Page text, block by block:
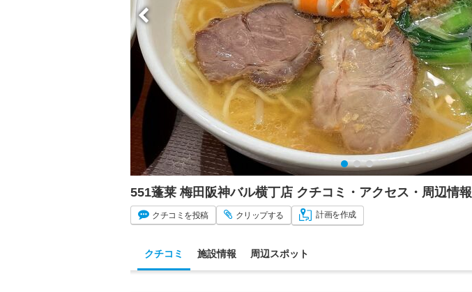
551蓬莱 梅田阪神バル横丁店 クチコミ・アクセス・周辺情報
クチコミ を投稿 クリップする 計画を作成
クチコミ 施設情報 周辺スポット